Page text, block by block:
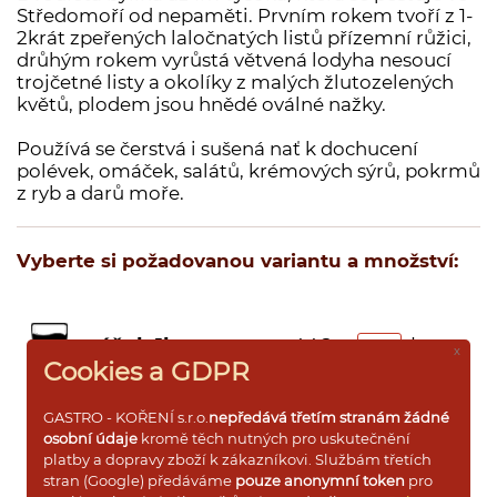
Dárkové dřevěné kazety s kořením
Dárkové krabičky a rukávy s kořením
Prázdné dózy a kořenky na koření
Přihlášení pro VO
Středomoří od nepaměti. Prvním rokem tvoří z 1-
2krát zpeřených laločnatých listů přízemní růžici,
drůhým rokem vyrůstá větvená lodyha nesoucí
trojčetné listy a okolíky z malých žlutozelených
květů, plodem jsou hnědé oválné nažky.
Používá se čerstvá i sušená nať k dochucení
polévek, omáček, salátů, krémových sýrů, pokrmů
z ryb a darů moře.
Vyberte si požadovanou variantu a množství:
sáček 1kg 446 ,- ks
sáček 500g 245 ,- ks
sáček 250g 135 ,- ks
x
Cookies a GDPR
GASTRO - KOŘENÍ s.r.o. nepředává třetím stranám žádné
osobní údaje kromě těch nutných pro uskutečnění
platby a dopravy zboží k zákazníkovi. Službám třetích
stran (Google) předáváme pouze anonymní token pro